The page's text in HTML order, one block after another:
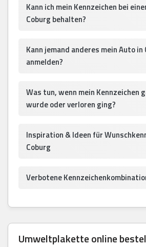
Kann ich mein Kennzeichen bei
Coburg behalten?
Kann jemand anderes mein Auto in
anmelden?
Was tun, wenn mein Kennzeichen
wurde oder verloren ging?
Inspiration & Ideen für
Coburg
Verbotene
Umweltplakette online